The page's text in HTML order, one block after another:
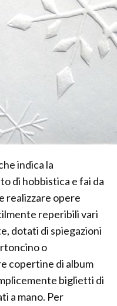
indica la
di hobbistica e fai da
realizzare opere
reperibili vari
dotati di spiegazioni
o
copertine di album
biglietti di
a mano. Per